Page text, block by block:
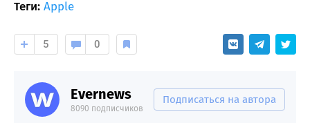
Теги: Apple
5 0
Evernews
8090 подписчиков
Подписаться на автора